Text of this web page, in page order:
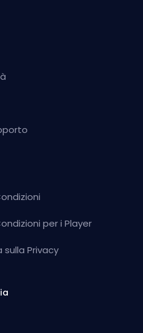
per i Player
Privacy